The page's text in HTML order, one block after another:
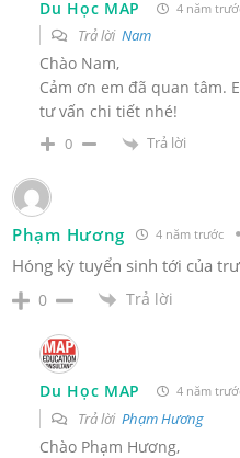
Du Học MAP 4 năm
Trả lời Nam
Chào Nam,
Cảm ơn em đã quan tâm.
tư vấn chi tiết nhé!
0 Trả lời
Phạm Hương 4 năm trước
Hóng kỳ tuyển sinh tới của
0 Trả lời
Du Học MAP 4 năm
Trả lời Phạm Hương
Chào Phạm Hương,